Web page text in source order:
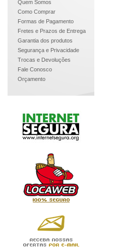
Quem Somos
Como Comprar
Formas de Pagamento
Fretes e Prazos de Entrega
Garantia dos produtos
Segurança e Privacidade
Trocas e Devoluções
Fale Conosco
Orçamento